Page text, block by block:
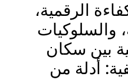
الرقمية،
والسلوكيات
بين سكان
أدلة من